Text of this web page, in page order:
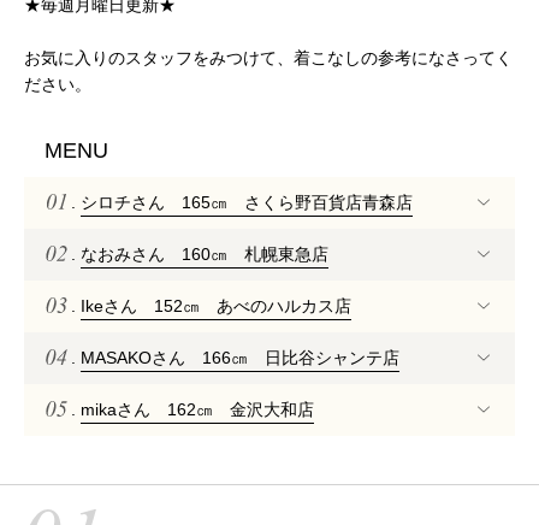
★毎週月曜日更新★
お気に入りのスタッフをみつけて、着こなしの参考になさってく
ださい。
MENU
シロチさん 165㎝ さくら野百貨店青森店
なおみさん 160㎝ 札幌東急店
Ikeさん 152㎝ あべのハルカス店
MASAKOさん 166㎝ 日比谷シャンテ店
mikaさん 162㎝ 金沢大和店